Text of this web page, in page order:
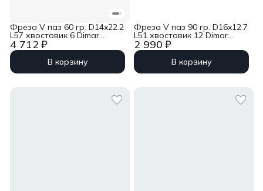
4 712 ₽
Фреза V паз 60 гр. D14x22.2
L57 хвостовик 6 Dimar
1053043
В корзину
2 990 ₽
Фреза V паз 90 гр. D16x12.7
L51 хвостовик 12 Dimar
1050139
В корзину